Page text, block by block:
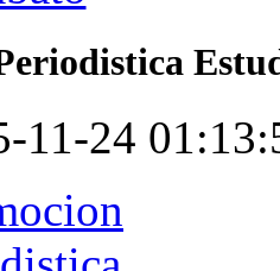
11-24